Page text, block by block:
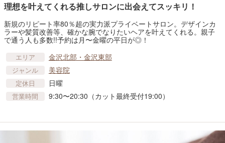
理想を叶えてくれる推しサロンに出会えてスッキリ！
新規のリピート率80％超の実力派プライベートサロン。デザインカ
ラーや髪質改善等、確かな腕でなりたいヘアを叶えてくれる。親子
で通う人も多数!!予約は月〜金曜の平日が◎！
エリア 金沢北部・金沢東部
ジャンル 美容院
定休日 日曜
営業時間 9:30〜20:30（カット最終受付19:00）